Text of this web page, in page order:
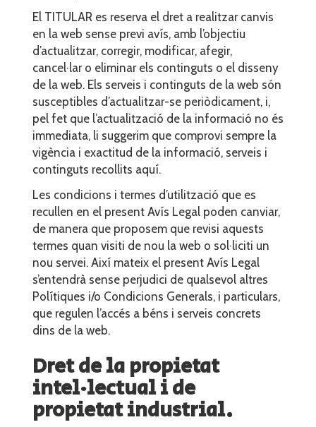
El TITULAR es reserva el dret a realitzar canvis
en la web sense previ avís, amb l’objectiu
d’actualitzar, corregir, modificar, afegir,
cancel·lar o eliminar els continguts o el disseny
de la web. Els serveis i continguts de la web són
susceptibles d’actualitzar-se periòdicament, i,
pel fet que l’actualització de la informació no és
immediata, li suggerim que comprovi sempre la
vigència i exactitud de la informació, serveis i
continguts recollits aquí.
Les condicions i termes d’utilització que es
recullen en el present Avís Legal poden canviar,
de manera que proposem que revisi aquests
termes quan visiti de nou la web o sol·liciti un
nou servei. Així mateix el present Avís Legal
s’entendrà sense perjudici de qualsevol altres
Polítiques i/o Condicions Generals, i particulars,
que regulen l’accés a béns i serveis concrets
dins de la web.
Dret de la propietat
intel·lectual i de
propietat industrial.